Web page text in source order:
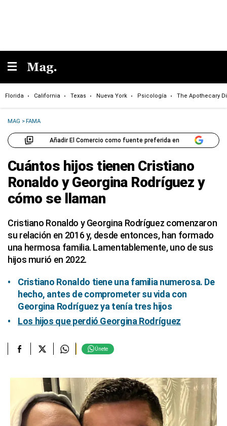
Florida California Texas Nueva York Psicología The Apothecary
MAG >FAMA
Añadir El Comercio como fuente preferida en
Cuántos hijos tienen Cristiano
Ronaldo y Georgina Rodríguez y
cómo se llaman
Cristiano Ronaldo y Georgina Rodríguez comenzaron
su relación en 2016 y, desde entonces, han formado
una hermosa familia. Lamentablemente, uno de sus
hijos murió en 2022.
Cristiano Ronaldo tiene una familia numerosa. De
hecho, antes de comprometer su vida con
Georgina Rodríguez ya tenía tres hijos
Los hijos que perdió Georgina Rodríguez
Únete